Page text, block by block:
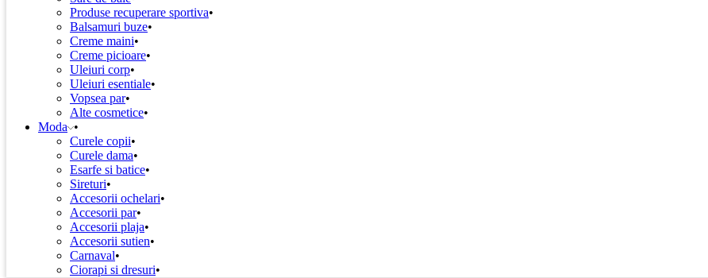
Produse recuperare sportiva
Balsamuri buze
Creme maini
Creme picioare
Uleiuri corp
Uleiuri esentiale
Vopsea par
Alte cosmetice
Moda
Curele copii
Curele dama
Esarfe si batice
Sireturi
Accesorii ochelari
Accesorii par
Accesorii plaja
Accesorii sutien
Carnaval
Ciorapi si dresuri